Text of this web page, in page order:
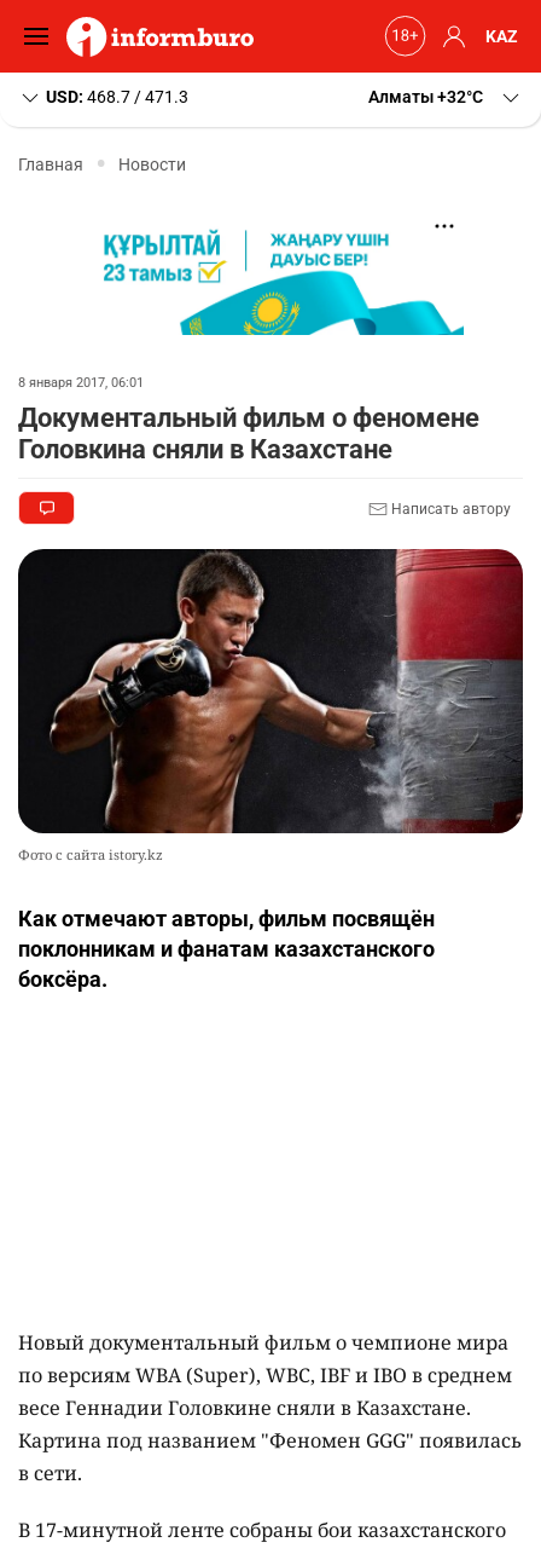
KAZ
USD: 468.7 / 471.3 Алматы+32 C
Главная Новости
8 января 2017, 06:01
Документальный фильм о феномене
Головкина сняли в Казахстане
Написать автору
Фото с сайта istory.kz
Как отмечают авторы, фильм посвящён
поклонникам и фанатам казахстанского
боксёра.
Новый документальный фильм о чемпионе мира
по версиям WBA (Super), WBC, IBF и IBO в среднем
весе Геннадии Головкине сняли в Казахстане.
Картина под названием "Феномен GGG" появилась
в сети.
В 17-минутной ленте собраны бои казахстанского